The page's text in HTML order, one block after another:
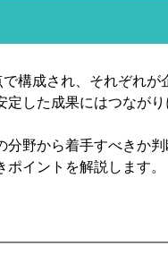
構成され、それぞれが
した成果にはつなが
野から着手すべきか
イントを解説します。